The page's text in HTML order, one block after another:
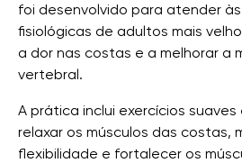
foi desenvolvido para atender
fisiológicas de adultos mais
a dor nas costas e a melhorar a
vertebral.
A prática inclui exercícios suaves
relaxar os músculos das costas,
flexibilidade e fortalecer os